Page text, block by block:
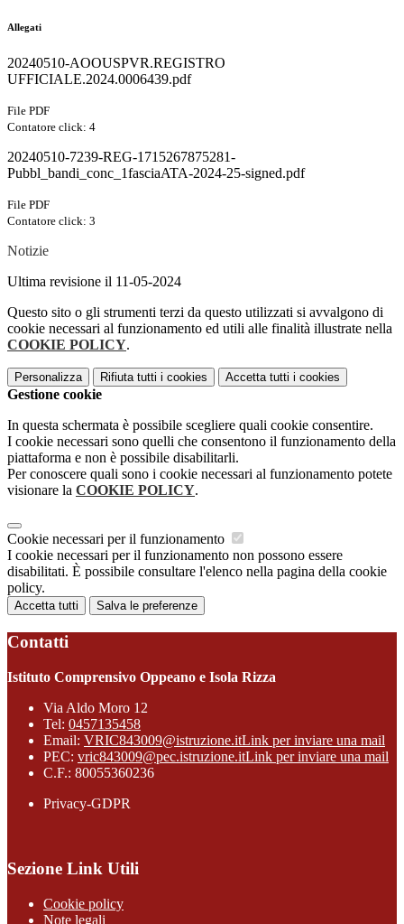
Allegati
20240510-AOOUSPVR.REGISTRO
UFFICIALE.2024.0006439.pdf
File PDF
Contatore click: 4
20240510-7239-REG-1715267875281-
Pubbl_bandi_conc_1fasciaATA-2024-25-signed.pdf
File PDF
Contatore click: 3
Notizie
Ultima revisione il 11-05-2024
Questo sito o gli strumenti terzi da questo utilizzati si avvalgono di
cookie necessari al funzionamento ed utili alle finalità illustrate nella
COOKIE POLICY.
Personalizza Rifiuta tutti i cookies Accetta tutti i cookies
Gestione cookie
In questa schermata è possibile scegliere quali cookie consentire.
I cookie necessari sono quelli che consentono il funzionamento della
piattaforma e non è possibile disabilitarli.
Per conoscere quali sono i cookie necessari al funzionamento potete
visionare la COOKIE POLICY.
Cookie necessari per il funzionamento
I cookie necessari per il funzionamento non possono essere
disabilitati. È possibile consultare l'elenco nella pagina della cookie
policy.
Accetta tutti Salva le preferenze
Contatti
Istituto Comprensivo Oppeano e Isola Rizza
Via Aldo Moro 12
Tel: 0457135458
Email: VRIC843009@istruzione.itLink per inviare una mail
PEC: vric843009@pec.istruzione.itLink per inviare una mail
C.F.: 80055360236
Privacy-GDPR
Sezione Link Utili
Cookie policy
Note legali